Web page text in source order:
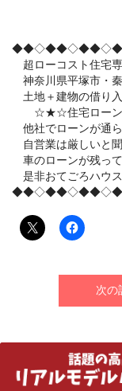
超ローコスト住宅専
神奈川県平塚市・
土地＋建物の借り入
☆★☆住宅ローン
他社でローンが通
自営業は厳しいと
車のローンが残っ
是非おてごろハウス
次の